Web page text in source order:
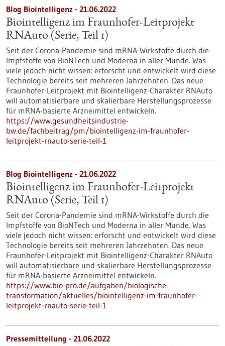
Blog Biointelligenz - 21.06.2022
Biointelligenz im Fraunhofer-Leitprojekt
RNAuto (Serie, Teil 1)
Seit der Corona-Pandemie sind mRNA-Wirkstoffe durch die
Impfstoffe von BioNTech und Moderna in aller Munde. Was
viele jedoch nicht wissen: erforscht und entwickelt wird diese
Technologie bereits seit mehreren Jahrzehnten. Das neue
Fraunhofer-Leitprojekt mit Biointelligenz-Charakter RNAuto
will automatisierbare und skalierbare Herstellungsprozesse
für mRNA-basierte Arzneimittel entwickeln.
https://www.gesundheitsindustrie-
bw.de/fachbeitrag/pm/biointelligenz-im-fraunhofer-
leitprojekt-rnauto-serie-teil-1
Blog Biointelligenz - 21.06.2022
Biointelligenz im Fraunhofer-Leitprojekt
RNAuto (Serie, Teil 1)
Seit der Corona-Pandemie sind mRNA-Wirkstoffe durch die
Impfstoffe von BioNTech und Moderna in aller Munde. Was
viele jedoch nicht wissen: erforscht und entwickelt wird diese
Technologie bereits seit mehreren Jahrzehnten. Das neue
Fraunhofer-Leitprojekt mit Biointelligenz-Charakter RNAuto
will automatisierbare und skalierbare Herstellungsprozesse
für mRNA-basierte Arzneimittel entwickeln.
https://www.bio-pro.de/aufgaben/biologische-
transformation/aktuelles/biointelligenz-im-fraunhofer-
leitprojekt-rnauto-serie-teil-1
Pressemitteilung - 21.06.2022